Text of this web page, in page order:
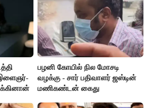
பழனி கோயில் நில மோசடி
வழக்கு - சார் பதிவாளர் ஜஸ்டின்
மணிகண்டன் கைது